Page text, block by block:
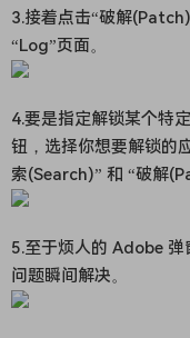
3.接着点击“破解
“Log”页面。
4.要是指定解锁某个特
钮，选择你想要解锁的
索(Search)” 和 “破解
5.至于烦人的 Adobe 弹
问题瞬间解决。